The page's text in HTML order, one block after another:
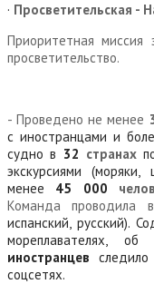
· Просветительская -
Приоритетная
просветительство.
- Проведено не менее
с иностранцами и
судно в 32 странах
экскурсиями
менее 45 000
Команда проводила
испанский, русский).
мореплавателях,
иностранцев
соцсетях.